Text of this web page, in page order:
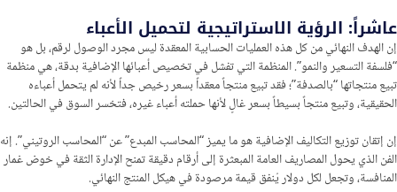
عاشراً: الرؤية الاستراتيجية لتحميل الأعباء
إن الهدف النهائي من كل هذه العمليات الحسابية المعقدة ليس مجرد الوصول لرقم، بل هو
“فلسفة التسعير والنمو”. المنظمة التي تفشل في تخصيص أعبائها الإضافية بدقة، هي منظمة
تبيع منتجاتها “بالصدفة”؛ فقد تبيع منتجاً معقداً بسعر رخيص جداً لأنه لم يتحمل أعباءه
الحقيقية، وتبيع منتجاً بسيطاً بسعر غالٍ لأنها حملته أعباء غيره، فتخسر السوق في الحالتين.
إن إتقان توزيع التكاليف الإضافية هو ما يميز “المحاسب المبدع” عن “المحاسب الروتيني”. إنه
الفن الذي يحول المصاريف العامة المبعثرة إلى أرقام دقيقة تمنح الإدارة الثقة في خوض غمار
المنافسة، وتجعل لكل دولار يُنفق قيمة مرصودة في هيكل المنتج النهائي.